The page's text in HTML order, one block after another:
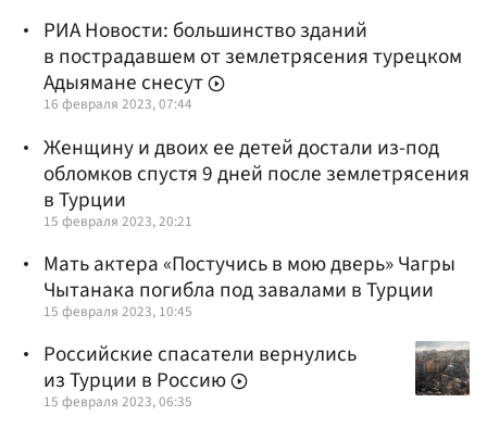
РИА Новости: большинство зданий
в пострадавшем от землетрясения турецком
Адыямане снесут
16 февраля 2023, 07:44
Женщину и двоих ее детей достали из-под
обломков спустя 9 дней после землетрясения
в Турции
15 февраля 2023, 20:21
Мать актера «Постучись в мою дверь» Чагры
Чытанака погибла под завалами в Турции
15 февраля 2023, 10:45
Российские спасатели вернулись
из Турции в Россию
15 февраля 2023, 06:35